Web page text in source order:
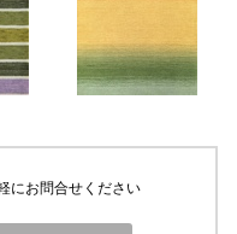
にお問合せください